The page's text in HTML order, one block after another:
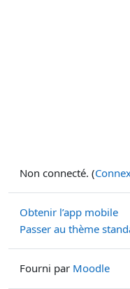
Non connecté. (
Obtenir l’app mobile
Passer au thème
Fourni par Moodle